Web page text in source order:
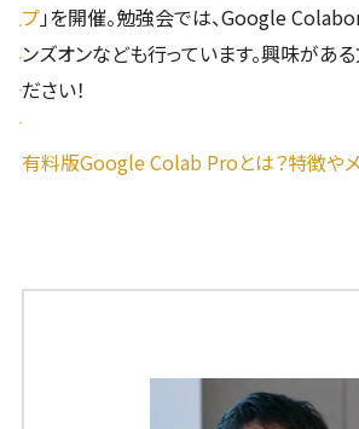
プ」を開催。勉強会では、Google
ンズオンなども行っています。興味があ
ださい！
有料版Google Colab Proとは？特徴やメ